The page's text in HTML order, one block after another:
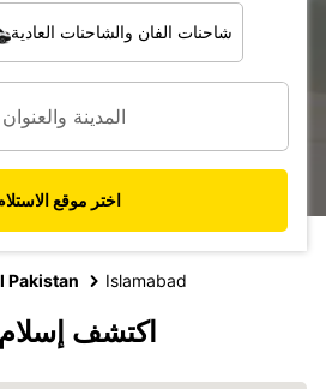
شاحنات الفان والشاحنات العادية
اختر موقع
Pakistan Islamabad
اكتشف إسلام